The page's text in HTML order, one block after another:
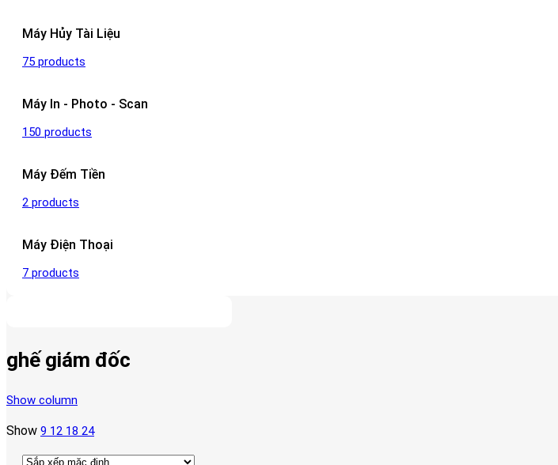
Máy Hủy Tài Liệu
75 products
Máy In - Photo - Scan
150 products
Máy Đếm Tiền
2 products
Máy Điện Thoại
7 products
ghế giám đốc
Show column
Show 9 12 18 24